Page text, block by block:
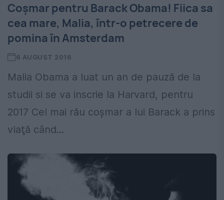
Coşmar pentru Barack Obama! Fiica sa
cea mare, Malia, într-o petrecere de
pomina în Amsterdam
6 AUGUST 2016
Malia Obama a luat un an de pauză de la
studii si se va inscrie la Harvard, pentru
2017 Cel mai rău coșmar a lui Barack a prins
viaţă când...